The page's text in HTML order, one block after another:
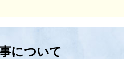
について